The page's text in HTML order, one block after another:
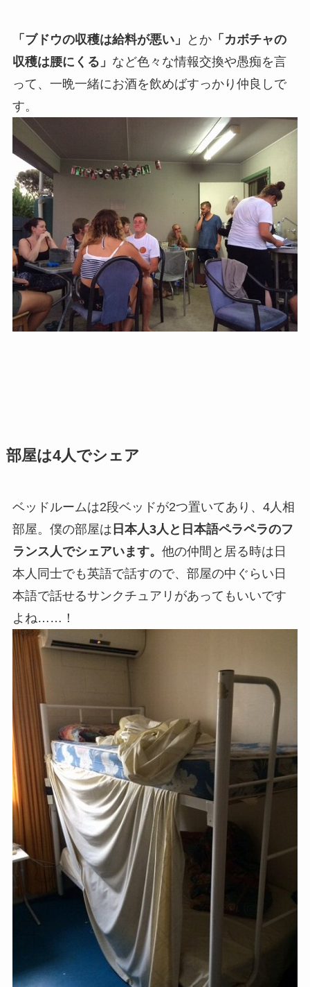
「ブドウの収穫は給料が悪い」 とか「カボチャの
収穫は腰にくる」 など色々な情報交換や愚痴を言
って、一晩一緒にお酒を飲めばすっかり仲良しで
す。
部屋は4人でシェア
ベッドルームは2段ベッドが2つ置いてあり、4人相
部屋。僕の部屋は 日本人3人と日本語ペラペラのフ
ランス人でシェアいます。 他の仲間と居る時は日
本人同士でも英語で話すので、部屋の中ぐらい日
本語で話せるサンクチュアリがあってもいいです
よね……！